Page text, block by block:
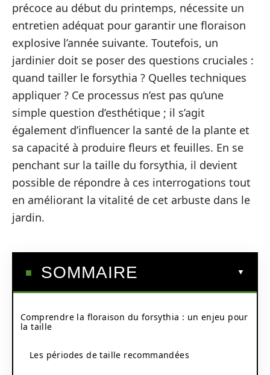
précoce au début du printemps, nécessite un
entretien adéquat pour garantir une floraison
explosive l’année suivante. Toutefois, un
jardinier doit se poser des questions cruciales :
quand tailler le forsythia ? Quelles techniques
appliquer ? Ce processus n’est pas qu’une
simple question d’esthétique ; il s’agit
également d’influencer la santé de la plante et
sa capacité à produire fleurs et feuilles. En se
penchant sur la taille du forsythia, il devient
possible de répondre à ces interrogations tout
en améliorant la vitalité de cet arbuste dans le
jardin.
SOMMAIRE
Comprendre la floraison du forsythia : un enjeu pour
la taille
Les périodes de taille recommandées